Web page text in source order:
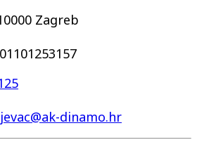
Zagreb
dinamo.hr